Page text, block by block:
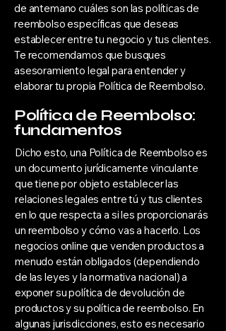
de antemano cuáles son las políticas de
reembolso específicas que deseas
establecer entre tu negocio y tus clientes.
Te recomendamos que busques
asesoramiento legal para entender y
elaborar tu propia Política de Reembolso.
Política de Reembolso:
fundamentos
Dicho esto, una Política de Reembolso es
un documento jurídicamente vinculante
que tiene por objeto establecer las
relaciones legales entre tú y tus clientes
en lo que respecta a si les proporcionarás
un reembolso y cómo vas a hacerlo. Los
negocios online que venden productos a
menudo están obligados (dependiendo
de las leyes y la normativa nacional) a
exponer su política de devolución de
productos y su política de reembolso. En
algunas jurisdicciones, esto es necesario